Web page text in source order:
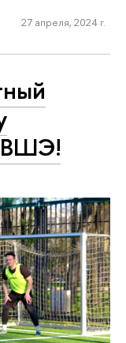
27 апреля, 2024 г.
ВШЭ!